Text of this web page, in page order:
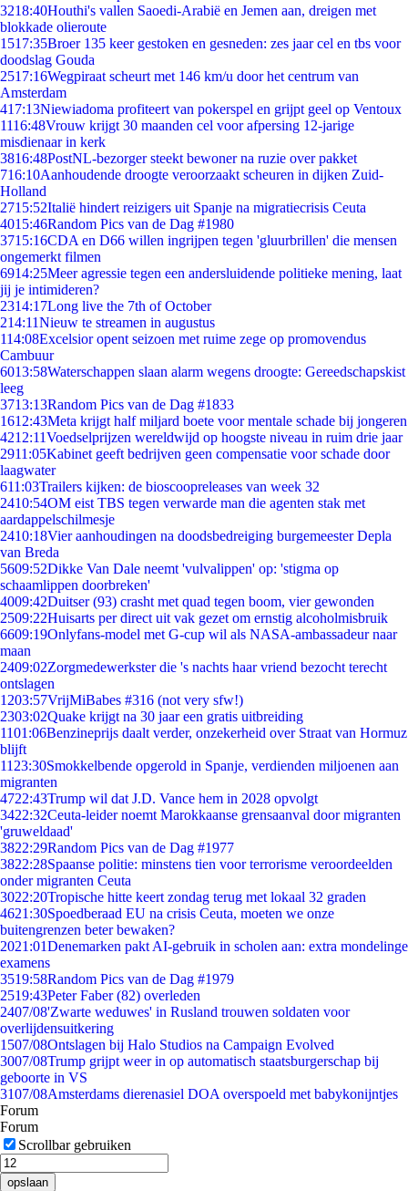
3218:40Houthi's vallen Saoedi-Arabië en Jemen aan, dreigen met
blokkade olieroute
1517:35Broer 135 keer gestoken en gesneden: zes jaar cel en tbs voor
doodslag Gouda
2517:16Wegpiraat scheurt met 146 km/u door het centrum van
Amsterdam
417:13Niewiadoma profiteert van pokerspel en grijpt geel op Ventoux
1116:48Vrouw krijgt 30 maanden cel voor afpersing 12-jarige
misdienaar in kerk
3816:48PostNL-bezorger steekt bewoner na ruzie over pakket
716:10Aanhoudende droogte veroorzaakt scheuren in dijken Zuid-
Holland
2715:52Italië hindert reizigers uit Spanje na migratiecrisis Ceuta
4015:46Random Pics van de Dag #1980
3715:16CDA en D66 willen ingrijpen tegen 'gluurbrillen' die mensen
ongemerkt filmen
6914:25Meer agressie tegen een andersluidende politieke mening, laat
jij je intimideren?
2314:17Long live the 7th of October
214:11Nieuw te streamen in augustus
114:08Excelsior opent seizoen met ruime zege op promovendus
Cambuur
6013:58Waterschappen slaan alarm wegens droogte: Gereedschapskist
leeg
3713:13Random Pics van de Dag #1833
1612:43Meta krijgt half miljard boete voor mentale schade bij jongeren
4212:11Voedselprijzen wereldwijd op hoogste niveau in ruim drie jaar
2911:05Kabinet geeft bedrijven geen compensatie voor schade door
laagwater
611:03Trailers kijken: de bioscoopreleases van week 32
2410:54OM eist TBS tegen verwarde man die agenten stak met
aardappelschilmesje
2410:18Vier aanhoudingen na doodsbedreiging burgemeester Depla
van Breda
5609:52Dikke Van Dale neemt 'vulvalippen' op: 'stigma op
schaamlippen doorbreken'
4009:42Duitser (93) crasht met quad tegen boom, vier gewonden
2509:22Huisarts per direct uit vak gezet om ernstig alcoholmisbruik
6609:19Onlyfans-model met G-cup wil als NASA-ambassadeur naar
maan
2409:02Zorgmedewerkster die 's nachts haar vriend bezocht terecht
ontslagen
1203:57VrijMiBabes #316 (not very sfw!)
2303:02Quake krijgt na 30 jaar een gratis uitbreiding
1101:06Benzineprijs daalt verder, onzekerheid over Straat van Hormuz
blijft
11 23:30Smokkelbende opgerold in Spanje, verdienden miljoenen aan
migranten
4722:43Trump wil dat J.D. Vance hem in 2028 opvolgt
3422:32Ceuta-leider noemt Marokkaanse grensaanval door migranten
'gruweldaad'
3822:29Random Pics van de Dag #1977
3822:28Spaanse politie: minstens tien voor terrorisme veroordeelden
onder migranten Ceuta
3022:20Tropische hitte keert zondag terug met lokaal 32 graden
4621:30Spoedberaad EU na crisis Ceuta, moeten we onze
buitengrenzen beter bewaken?
2021:01Denemarken pakt AI-gebruik in scholen aan: extra mondelinge
examens
3519:58Random Pics van de Dag #1979
2519:43Peter Faber (82) overleden
2407/08'Zwarte weduwes' in Rusland trouwen soldaten voor
overlijdensuitkering
1507/08Ontslagen bij Halo Studios na Campaign Evolved
3007/08Trump grijpt weer in op automatisch staatsburgerschap bij
geboorte in VS
3107/08Amsterdams dierenasiel DOA overspoeld met babykonijntjes
Forum
Forum
Scrollbar gebruiken
opslaan